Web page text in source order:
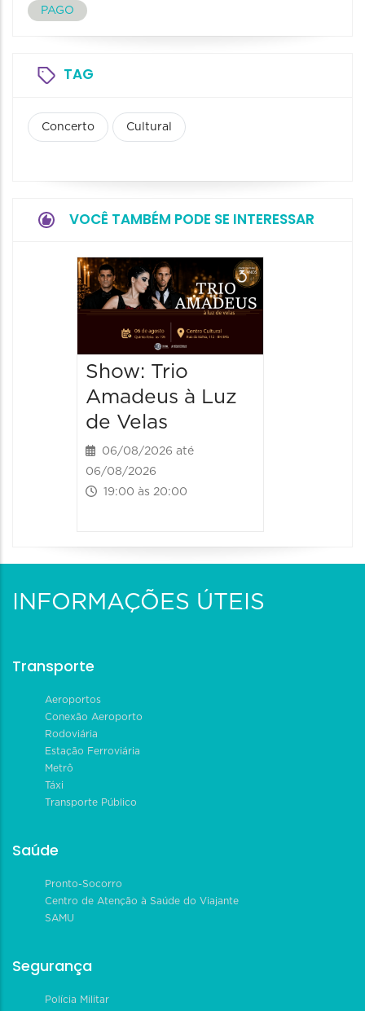
PAGO
TAG
Concerto Cultural
VOCÊ TAMBÉM PODE SE INTERESSAR
Show: Trio
Amadeus à Luz
de Velas
06/08/2026 até
06/08/2026
19:00 às 20:00
INFORMAÇÕES ÚTEIS
Transporte
Aeroportos
Conexão Aeroporto
Rodoviária
Estação Ferroviária
Metrô
Táxi
Transporte Público
Saúde
Pronto-Socorro
Centro de Atenção à Saúde do Viajante
SAMU
Segurança
Polícia Militar